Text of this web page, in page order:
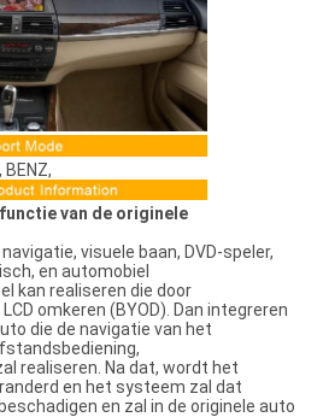
BENZ,
van de originele
visuele baan, DVD-speler,
en automobiel
kan realiseren die door
omkeren (BYOD). Dan integreren
die de navigatie van het
realiseren. Na dat, wordt het
en het systeem zal dat
en zal in de originele auto